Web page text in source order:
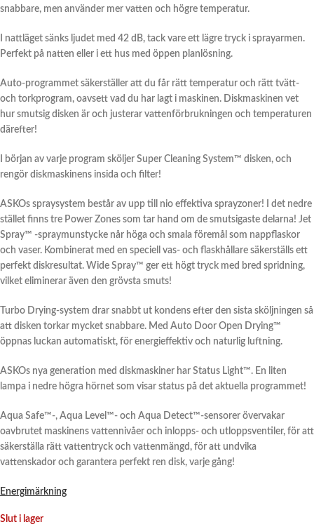
snabbare, men använder mer vatten och högre temperatur.
I nattläget sänks ljudet med 42 dB, tack vare ett lägre tryck i sprayarmen.
Perfekt på natten eller i ett hus med öppen planlösning.
Auto-programmet säkerställer att du får rätt temperatur och rätt tvätt-
och torkprogram, oavsett vad du har lagt i maskinen. Diskmaskinen vet
hur smutsig disken är och justerar vattenförbrukningen och temperaturen
därefter!
I början av varje program sköljer Super Cleaning System™ disken, och
rengör diskmaskinens insida och filter!
ASKOs spraysystem består av upp till nio effektiva sprayzoner! I det nedre
stället finns tre Power Zones som tar hand om de smutsigaste delarna! Jet
Spray™ -spraymunstycke når höga och smala föremål som nappflaskor
och vaser. Kombinerat med en speciell vas- och flaskhållare säkerställs ett
perfekt diskresultat. Wide Spray™ ger ett högt tryck med bred spridning,
vilket eliminerar även den grövsta smuts!
Turbo Drying-system drar snabbt ut kondens efter den sista sköljningen så
att disken torkar mycket snabbare. Med Auto Door Open Drying™
öppnas luckan automatiskt, för energieffektiv och naturlig luftning.
ASKOs nya generation med diskmaskiner har Status Light™. En liten
lampa i nedre högra hörnet som visar status på det aktuella programmet!
Aqua Safe™-, Aqua Level™- och Aqua Detect™-sensorer övervakar
oavbrutet maskinens vattennivåer och inlopps- och utloppsventiler, för att
säkerställa rätt vattentryck och vattenmängd, för att undvika
vattenskador och garantera perfekt ren disk, varje gång!
Energimärkning
Slut i lager